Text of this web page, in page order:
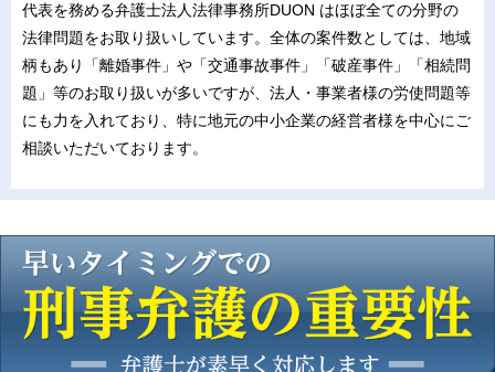
代表を務める弁護士法人法律事務所DUON はほぼ全ての分野の
法律問題をお取り扱いしています。全体の案件数としては、地域
柄もあり「離婚事件」や「交通事故事件」「破産事件」「相続問
題」等のお取り扱いが多いですが、法人・事業者様の労使問題等
にも力を入れており、特に地元の中小企業の経営者様を中心にご
相談いただいております。